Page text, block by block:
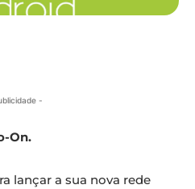
-
On.
lançar a sua nova rede